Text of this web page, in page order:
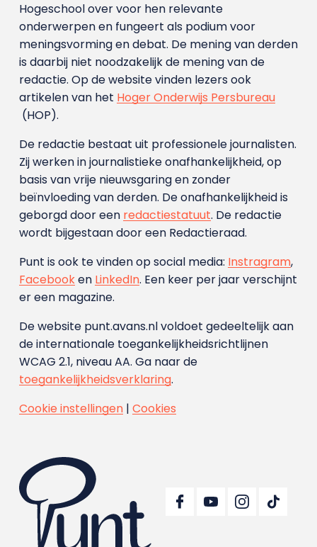
Hogeschool over voor hen relevante
onderwerpen en fungeert als podium voor
meningsvorming en debat. De mening van derden
is daarbij niet noodzakelijk de mening van de
redactie. Op de website vinden lezers ook
artikelen van het Hoger Onderwijs Persbureau
(HOP).
De redactie bestaat uit professionele journalisten.
Zij werken in journalistieke onafhankelijkheid, op
basis van vrije nieuwsgaring en zonder
beïnvloeding van derden. De onafhankelijkheid is
geborgd door een redactiestatuut. De redactie
wordt bijgestaan door een Redactieraad.
Punt is ook te vinden op social media: Instragram,
Facebooken LinkedIn. Een keer per jaar verschijnt
er een magazine.
De website punt.avans.nl voldoet gedeeltelijk aan
de internationale toegankelijkheidsrichtlijnen
WCAG 2.1, niveau AA. Ga naar de
toegankelijkheidsverklaring.
Cookie instellingen| Cookies